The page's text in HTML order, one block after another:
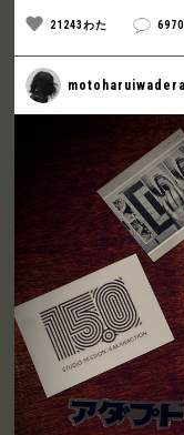
21243わた 6970
motoharuiwadera